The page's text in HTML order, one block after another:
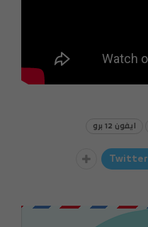
ايفون 12 برو
Twitter